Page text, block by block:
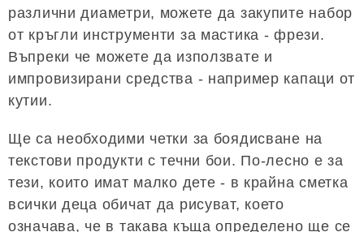
различни диаметри, можете да закупите набор
от кръгли инструменти за мастика - фрези.
Въпреки че можете да използвате и
импровизирани средства - например капаци от
кутии.
Ще са необходими четки за боядисване на
текстови продукти с течни бои. По-лесно е за
тези, които имат малко дете - в крайна сметка
всички деца обичат да рисуват, което
означава, че в такава къща определено ще се